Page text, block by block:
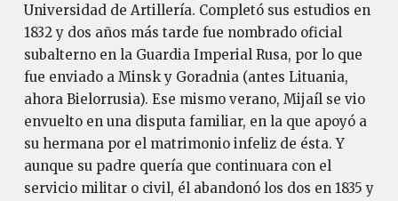
Universidad de Artillería. Completó sus estudios en
1832 y dos años más tarde fue nombrado oficial
subalterno en la Guardia Imperial Rusa, por lo que
fue enviado a Minsk y Goradnia (antes Lituania,
ahora Bielorrusia). Ese mismo verano, Mijaíl se vio
envuelto en una disputa familiar, en la que apoyó a
su hermana por el matrimonio infeliz de ésta. Y
aunque su padre quería que continuara con el
servicio militar o civil, él abandonó los dos en 1835 y